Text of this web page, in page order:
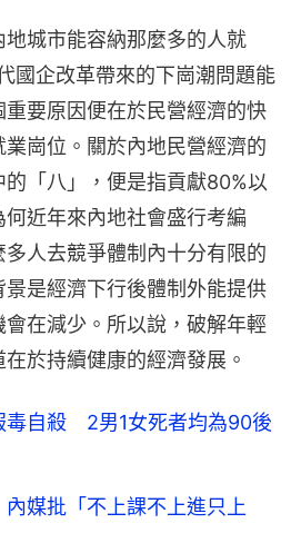
城市能容納那麼多的人就
國企改革帶來的下崗潮問題能
要原因便在於民營經濟的快
崗位。關於內地民營經濟的
的「八」，便是指貢獻80%以
何近年來內地社會盛行考編
人去競爭體制內十分有限的
是經濟下行後體制外能提供
在減少。所以說，破解年輕
於持續健康的經濟發展。
毒自殺 2男1女死者均為90後
媒批「不上課不上進只上